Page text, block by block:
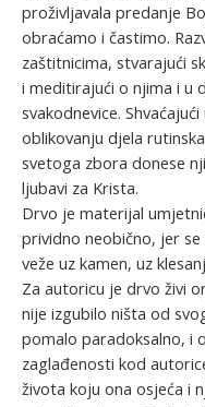
proživljavala predanje
obraćamo i častimo.
zaštitnicima, stvarajući
i meditirajući o njima i u
svakodnevice.
oblikovanju djela
svetoga zbora donese
ljubavi za Krista.
Drvo je materijal
prividno neobično, jer
veže uz kamen, uz
Za autoricu je drvo živi
nije izgubilo ništa od
pomalo paradoksalno, i
zaglađenosti kod
života koju ona osjeća i